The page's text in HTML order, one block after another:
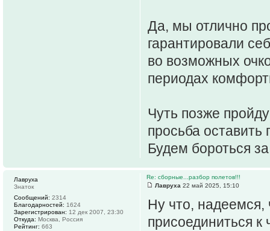
Да, мы отлично
гарантировали
во возможных
периодах
Чуть позже
просьба
Будем бороться
Re: сборные...разбор полетов!!!
Лавруха 22 май 2025, 15:10
Ну что,
присоединиться
Лавруха
Знаток
Сообщений: 2314
Благодарностей: 1624
Зарегистрирован: 12 дек 2007, 23:30
Откуда: Москва, Россия
Рейтинг: 663